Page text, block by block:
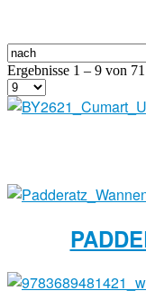
Ergebnisse 1 – 9 von 71